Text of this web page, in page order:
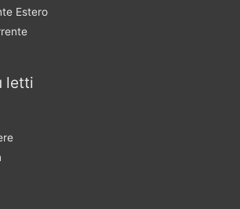
Estero
letti